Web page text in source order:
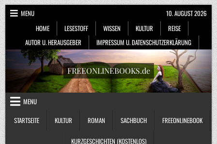
Skip
to
content
MENU
HOME
LESESTOFF WISSEN KULTUR
REISE
AUTOR U. HERAUSGEBER
IMPRESSUM U. DATENSCHUTZERKLÄRUNG
10. AUGUST 2026
FREEONLINEBOOKS.de
MENU
STARTSEITE
KULTUR ROMAN SACHBUCH FREEONLINEBOOK
KURZGESCHICHTEN (KOSTENLOS)